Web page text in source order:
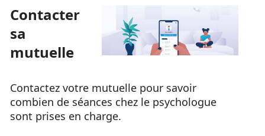
Contacter
sa
mutuelle
Contactez votre mutuelle pour savoir
combien de séances chez le psychologue
sont prises en charge.